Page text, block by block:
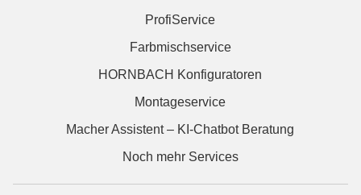
ProfiService
Farbmischservice
HORNBACH Konfiguratoren
Montageservice
Macher Assistent – KI-Chatbot Beratung
Noch mehr Services